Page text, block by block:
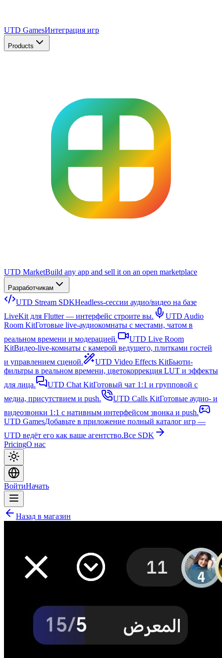
UTD GamesИнтеграция игр
Products
UTD MarketBuild any app and sell it on an open marketplace
Разработчикам
UTD Stream SDKHeadless-сессии аудио/видео на базе
LiveKit для Flutter — интерфейс строите вы.
UTD Audio
Room KitГотовые live-аудиокомнаты с местами, чатом в
реальном времени и модерацией.
UTD Live Room
KitВидео-live-комнаты с камерой ведущего, плитками гостей
и управлением сценой.
UTD Video Effects KitБьюти-
фильтры в реальном времени, цветокоррекция LUT и эффекты
для лица.
UTD Chat KitГотовый чат 1:1 и групповой с
медиа, присутствием и push.
UTD Calls KitГотовые аудио- и
видеозвонки 1:1 с нативным интерфейсом звонка и push.
UTD GamesДобавьте в приложение полный каталог игр —
UTD ведёт его как ваше агентство.Все SDK
PricingО нас
ВойтиНачать
Назад в магазин